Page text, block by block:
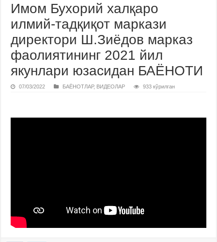
Имом Бухорий халқаро
илмий-тадқиқот маркази
директори Ш.Зиёдов марказ
фаолиятининг 2021 йил
якунлари юзасидан БАЁНОТИ
07/03/2022 БАЁНОТЛАР, ВИДЕОЛАР 933 кўрилган